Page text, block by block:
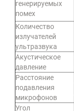
генерируемых
помех
Количество
излучателей
ультразвука
Акустическое
давление
Расстояние
подавления
микрофонов
Угол